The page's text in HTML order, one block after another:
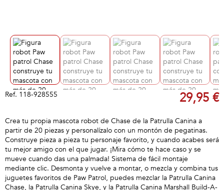
Ref. 118-928555 29,95 €
Crea tu propia mascota robot de Chase de la Patrulla Canina a
partir de 20 piezas y personalízalo con un montón de pegatinas.
Construye pieza a pieza tu personaje favorito, y cuando acabes será
tu mejor amigo con el que jugar. ¡Mira cómo te hace caso y se
mueve cuando das una palmada! Sistema de fácil montaje
mediante clic. Desmonta y vuelve a montar, o mezcla y combina tus
juguetes favoritos de Paw Patrol, puedes mezclar la Patrulla Canina
Chase, la Patrulla Canina Skye, y la Patrulla Canina Marshall Build-A-